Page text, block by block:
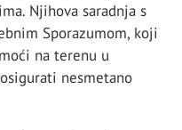
Njihova saradnja s
Sporazumom, koji
na terenu u
nesmetano